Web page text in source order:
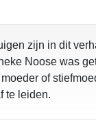
zijn in dit
Noose was
of
te leiden.